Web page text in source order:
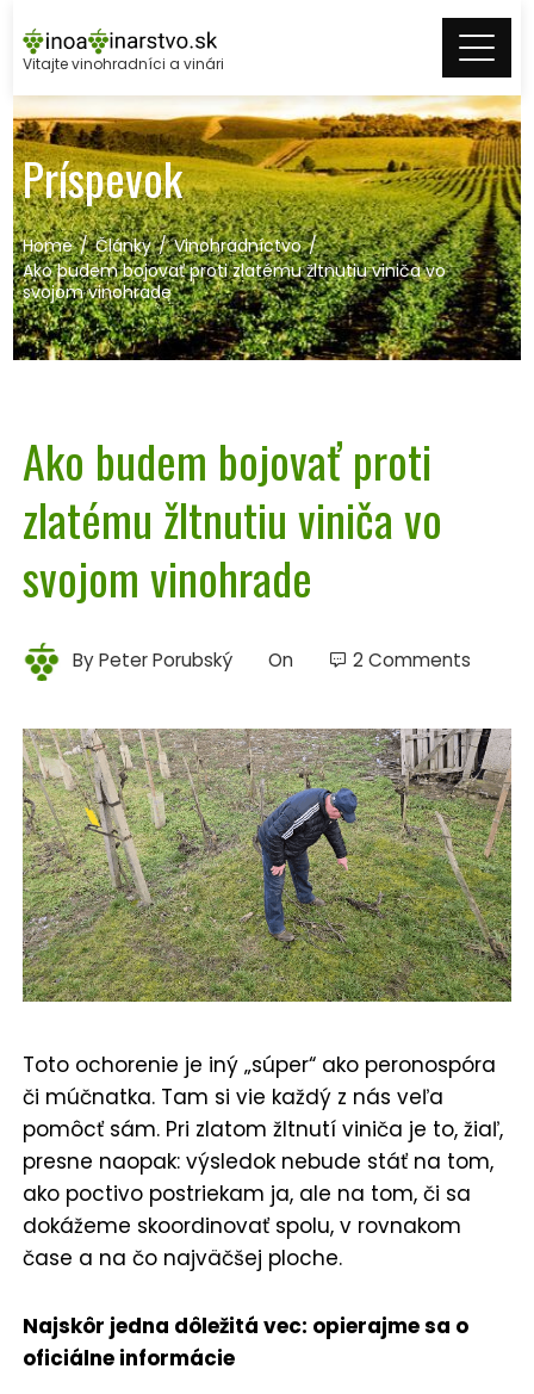
to
content
Vitajte vinohradníci a vinári
Príspevok
Home Články
Vinohradníctvo
Ako budem bojovať proti zlatému žltnutiu viniča vo
svojom vinohrade
Ako budem bojovať proti
zlatému žltnutiu viniča vo
svojom vinohrade
ByPeter Porubský On 2 Comments
Toto ochorenie je iný „súper“ ako peronospóra
či múčnatka. Tam si vie každý z nás veľa
pomôcť sám. Pri zlatom žltnutí viniča je to, žiaľ,
presne naopak: výsledok nebude stáť na tom,
ako poctivo postriekam ja, ale na tom, či sa
dokážeme skoordinovať spolu, v rovnakom
čase a na čo najväčšej ploche.
Najskôr jedna dôležitá vec: opierajme sa o
oficiálne informácie